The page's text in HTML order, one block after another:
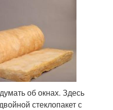
об окнах. Здесь
стеклопакет с